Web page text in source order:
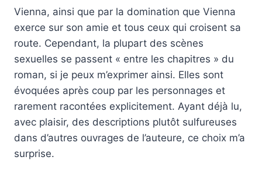
Vienna, ainsi que par la domination que Vienna
exerce sur son amie et tous ceux qui croisent sa
route. Cependant, la plupart des scènes
sexuelles se passent « entre les chapitres » du
roman, si je peux m’exprimer ainsi. Elles sont
évoquées après coup par les personnages et
rarement racontées explicitement. Ayant déjà lu,
avec plaisir, des descriptions plutôt sulfureuses
dans d’autres ouvrages de l’auteure, ce choix m’a
surprise.